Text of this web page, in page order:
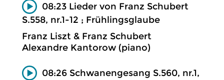
08:23 Lieder von Franz Schubert
S.558, nr.1-12 ; Frühlingsglaube
Franz Liszt & Franz Schubert
Alexandre Kantorow (piano)
08:26 Schwanengesang S.560, nr.1,